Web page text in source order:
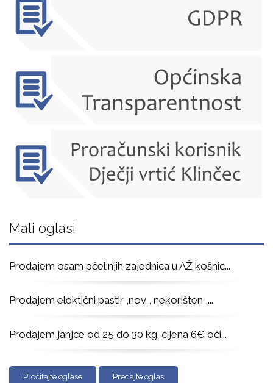
Mali oglasi
Prodajem osam pčelinjih zajednica u AŽ košnic...
Prodajem elektični pastir ,nov , nekorišten ,...
Prodajem janjce od 25 do 30 kg. cijena 6€ oči...
Pročitajte oglase Predajte oglas